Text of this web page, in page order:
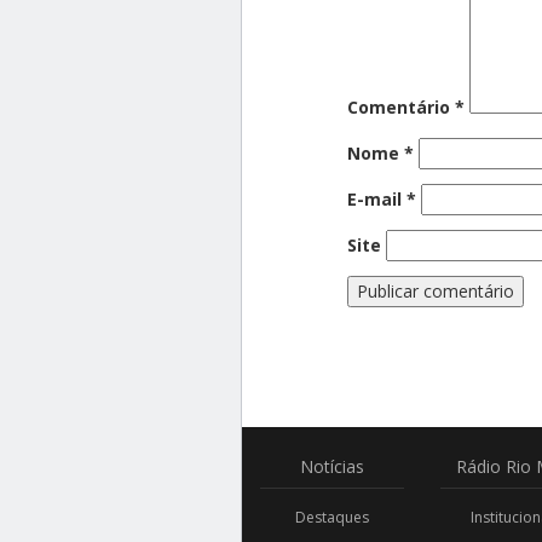
Comentário *
Nome *
E-mail *
Site
Notícias
Destaques
Rádio Rio